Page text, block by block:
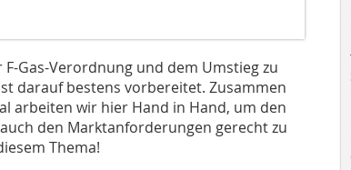
Gas-Verordnung und dem Umstieg zu
darauf bestens vorbereitet. Zusammen
arbeiten wir hier Hand in Hand, um den
den Marktanforderungen gerecht zu
Thema!